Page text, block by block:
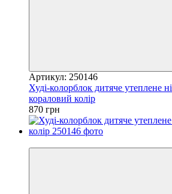
Артикул: 250146
Худі-колорблок дитяче утеплене
кораловий колір
870 грн